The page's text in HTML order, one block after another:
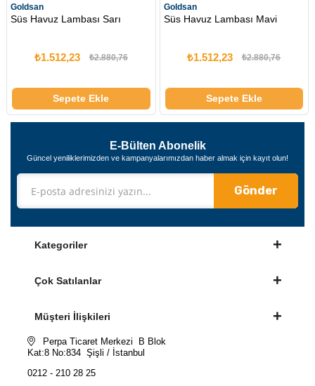
Lambası Sarı
₺1.512,23 ₺2.880,76
Sepete Ekle
Süs Havuz Lambası Mavi
₺1.512,23 ₺2.880,76
Sepete Ekle
E-Bülten Abonelik
Güncel yeniliklerimizden ve kampanyalarımızdan haber almak için kayıt olun!
Gönder
Kategoriler
Çok Satılanlar
Müşteri İlişkileri
Perpa Ticaret Merkezi B Blok
Kat:8 No:834 Şişli / İstanbul
0212 - 210 28 25